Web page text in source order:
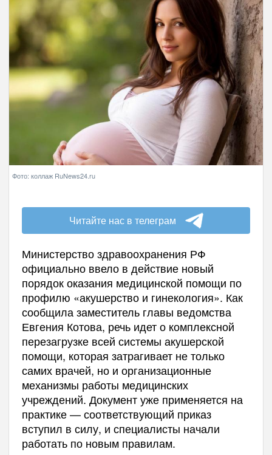
Фото: коллаж RuNews24.ru
Читайте нас в телеграм
Министерство здравоохранения РФ
официально ввело в действие новый
порядок оказания медицинской помощи по
профилю «акушерство и гинекология». Как
сообщила заместитель главы ведомства
Евгения Котова, речь идет о комплексной
перезагрузке всей системы акушерской
помощи, которая затрагивает не только
самих врачей, но и организационные
механизмы работы медицинских
учреждений. Документ уже применяется на
практике — соответствующий приказ
вступил в силу, и специалисты начали
работать по новым правилам.